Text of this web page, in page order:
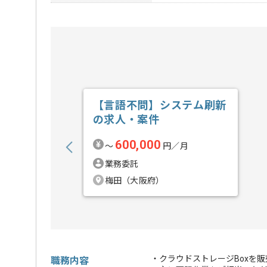
【言語不問】システム刷新
の求人・案件
〜 600,000 円／月
業務委託
梅田（大阪府）
職務内容
・クラウドストレージBoxを